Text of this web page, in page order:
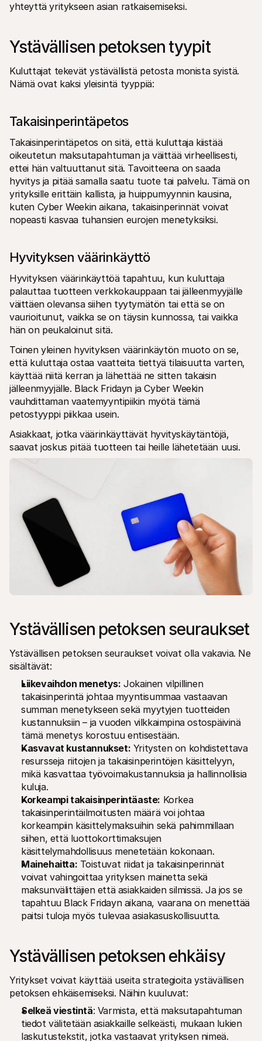
yhteyttä yritykseen asian ratkaisemiseksi.
Ystävällisen petoksen tyypit
Kuluttajat tekevät ystävällistä petosta monista syistä.
Nämä ovat kaksi yleisintä tyyppiä:
Takaisinperintäpetos
Takaisinperintäpetos on sitä, että kuluttaja kiistää
oikeutetun maksutapahtuman ja väittää virheellisesti,
ettei hän valtuuttanut sitä. Tavoitteena on saada
hyvitys ja pitää samalla saatu tuote tai palvelu. Tämä on
yrityksille erittäin kallista, ja huippumyynnin kausina,
kuten Cyber Weekin aikana, takaisinperinnät voivat
nopeasti kasvaa tuhansien eurojen menetyksiksi.
Hyvityksen väärinkäyttö
Hyvityksen väärinkäyttöä tapahtuu, kun kuluttaja
palauttaa tuotteen verkkokauppaan tai jälleenmyyjälle
väittäen olevansa siihen tyytymätön tai että se on
vaurioitunut, vaikka se on täysin kunnossa, tai vaikka
hän on peukaloinut sitä.
Toinen yleinen hyvityksen väärinkäytön muoto on se,
että kuluttaja ostaa vaatteita tiettyä tilaisuutta varten,
käyttää niitä kerran ja lähettää ne sitten takaisin
jälleenmyyjälle. Black Fridayn ja Cyber Weekin
vauhdittaman vaatemyyntipiikin myötä tämä
petostyyppi piikkaa usein.
Asiakkaat, jotka väärinkäyttävät hyvityskäytäntöjä,
saavat joskus pitää tuotteen tai heille lähetetään uusi.
Ystävällisen petoksen seuraukset
Ystävällisen petoksen seuraukset voivat olla vakavia. Ne
sisältävät:
Liikevaihdon menetys: Jokainen vilpillinen
takaisinperintä johtaa myyntisummaa vastaavan
summan menetykseen sekä myytyjen tuotteiden
kustannuksiin – ja vuoden vilkkaimpina ostospäivinä
tämä menetys korostuu entisestään.
Kasvavat kustannukset: Yritysten on kohdistettava
resursseja riitojen ja takaisinperintöjen käsittelyyn,
mikä kasvattaa työvoimakustannuksia ja hallinnollisia
kuluja.
Korkeampi takaisinperintäaste: Korkea
takaisinperintäilmoitusten määrä voi johtaa
korkeampiin käsittelymaksuihin sekä pahimmillaan
siihen, että luottokorttimaksujen
käsittelymahdollisuus menetetään kokonaan.
Mainehaitta: Toistuvat riidat ja takaisinperinnät
voivat vahingoittaa yrityksen mainetta sekä
maksunvälittäjien että asiakkaiden silmissä. Ja jos se
tapahtuu Black Fridayn aikana, vaarana on menettää
paitsi tuloja myös tulevaa asiakasuskollisuutta.
Ystävällisen petoksen ehkäisy
Yritykset voivat käyttää useita strategioita ystävällisen
petoksen ehkäisemiseksi. Näihin kuuluvat:
Selkeä viestintä: Varmista, että maksutapahtuman
tiedot välitetään asiakkaille selkeästi, mukaan lukien
laskutustekstit, jotka vastaavat yrityksen nimeä.